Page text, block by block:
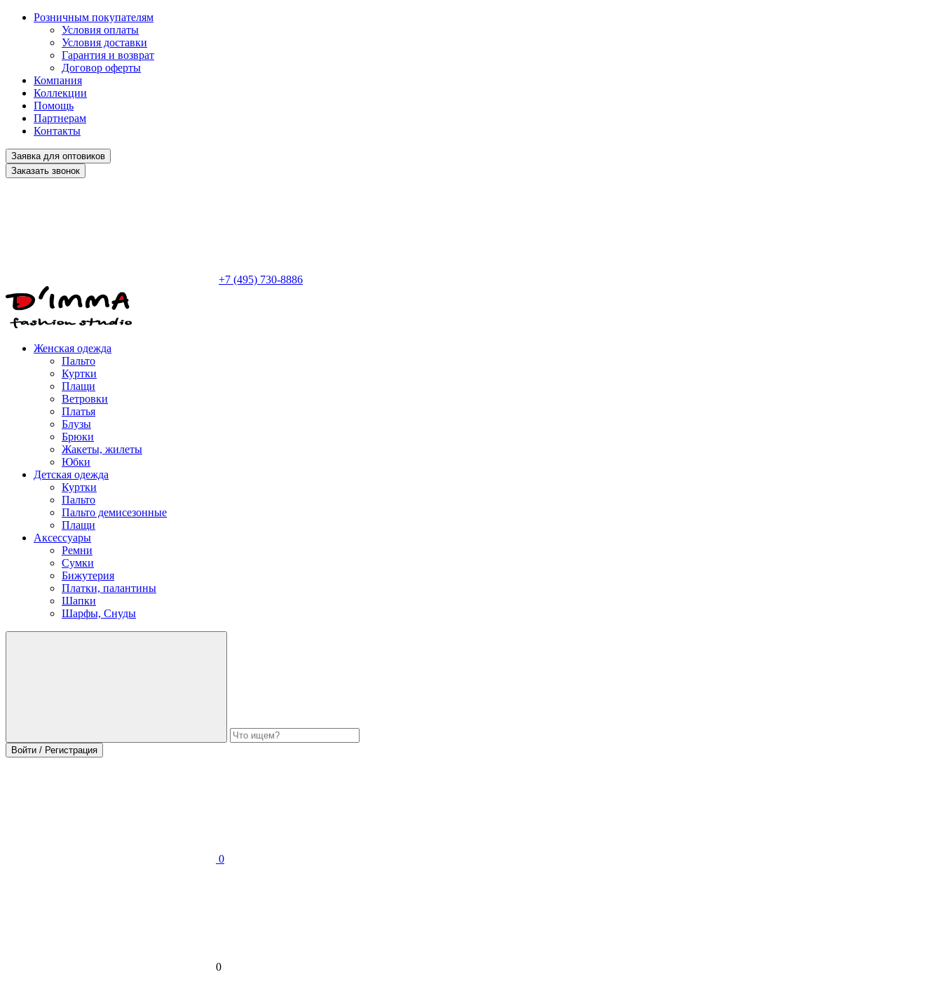
Розничным покупателям
Условия оплаты
Условия доставки
Гарантия и возврат
Договор оферты
Компания
Коллекции
Помощь
Партнерам
Контакты
Заявка для оптовиков
Заказать звонок
+7 (495) 730-8886
Женская одежда
Пальто
Куртки
Плащи
Ветровки
Платья
Блузы
Брюки
Жакеты, жилеты
Юбки
Детская одежда
Куртки
Пальто
Пальто демисезонные
Плащи
Аксессуары
Ремни
Сумки
Бижутерия
Платки, палантины
Шапки
Шарфы, Снуды
Войти / Регистрация
0
0